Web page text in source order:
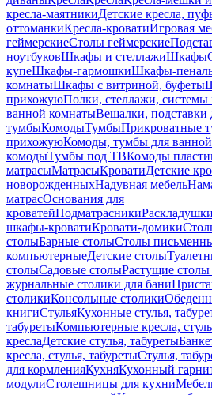
кресла-маятникиДетские кресла,
оттоманкиКресла-кроватиИгровая
геймерскиеСтолы геймерские
ноутбуковШкафы и стеллажиШкафы
купеШкафы-гармошкиШкафы-
комнатыШкафы с витриной, буфеты
прихожуюПолки, стеллажи, системы
ванной комнатыВешалки, подставки
тумбыКомодыТумбыПрикроватные
прихожуюКомоды, тумбы для ванной
комодыТумбы под ТВКомоды
матрасыМатрасыКроватиДетские
новорожденныхНадувная мебель
матрасОснования для
кроватейПодматрасникиРаскладушки
шкафы-кроватиКровати-домики
столыБарные столыСтолы
компьютерныеДетские столы
столыСадовые столыРастущие
журнальные столики для бани
столикиКонсольные столики
книгиСтульяКухонные стулья,
табуретыКомпьютерные кресла,
креслаДетские стулья, табуреты
кресла, стулья, табуретыСтулья,
для кормленияКухняКухонный
модулиСтолешницы для кухни